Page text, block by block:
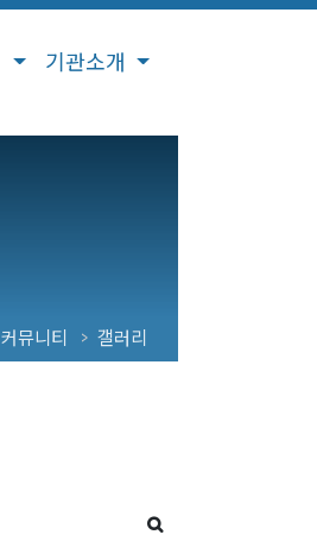
기관소개
커뮤니티 갤러리